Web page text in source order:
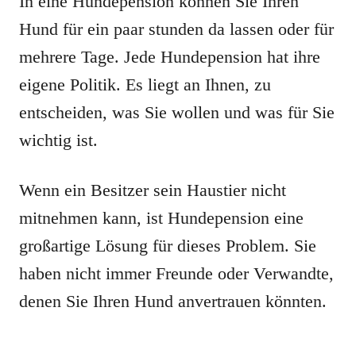
Hund für ein paar stunden da lassen oder für
mehrere Tage. Jede Hundepension hat ihre
eigene Politik. Es liegt an Ihnen, zu
entscheiden, was Sie wollen und was für Sie
wichtig ist.
Wenn ein Besitzer sein Haustier nicht
mitnehmen kann, ist Hundepension eine
großartige Lösung für dieses Problem. Sie
haben nicht immer Freunde oder Verwandte,
denen Sie Ihren Hund anvertrauen könnten.